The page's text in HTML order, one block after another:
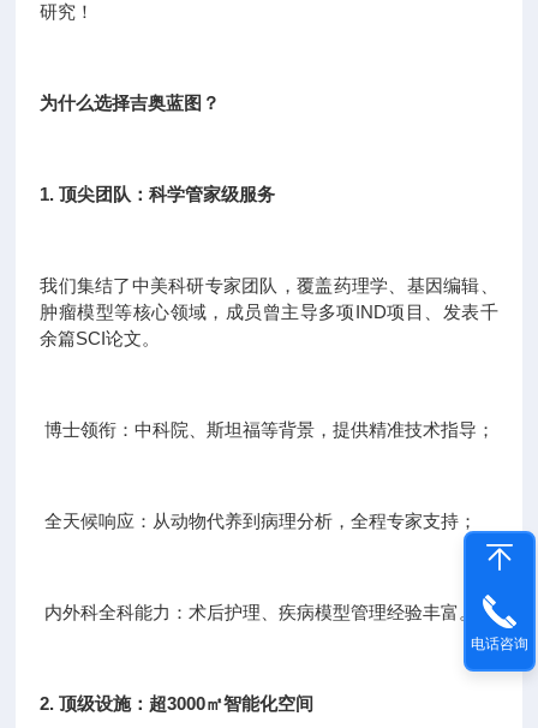
研究！
为什么选择吉奥蓝图？
1. 顶尖团队：科学管家级服务
我们集结了中美科研专家团队，覆盖药理学、基因编辑、
肿瘤模型等核心领域，成员曾主导多项IND项目、发表千
余篇SCI论文。
博士领衔：中科院、斯坦福等背景，提供精准技术指导；
全天候响应：从动物代养到病理分析，全程专家支持；
内外科全科能力：术后护理、疾病模型管理经验丰富。
2. 顶级设施：超3000㎡智能化空间
电话咨询